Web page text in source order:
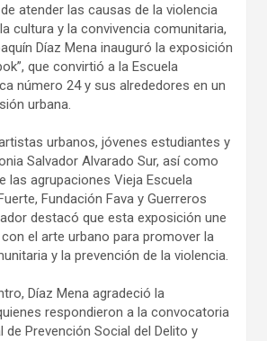
atender las causas de la violencia
cultura y la convivencia comunitaria,
Díaz Mena inauguró la exposición
que convirtió a la Escuela
número 24 y sus alrededores en un
urbana.
urbanos, jóvenes estudiantes y
Salvador Alvarado Sur, así como
las agrupaciones Vieja Escuela
Fundación Fava y Guerreros
destacó que esta exposición une
el arte urbano para promover la
y la prevención de la violencia.
Díaz Mena agradeció la
respondieron a la convocatoria
de Prevención Social del Delito y